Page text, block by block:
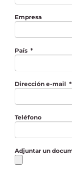
Empresa
País *
Dirección e-mail *
Teléfono
Adjuntar un